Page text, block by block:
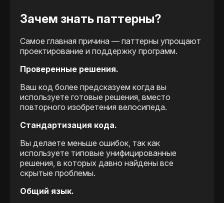
Зачем знать паттерны?
Самое главная причина — паттерны упрощают
проектирование и поддержку программ.
Проверенные решения.
Ваш код более предсказуем когда вы
используете готовые решения, вместо
повторного изобретения велосипеда.
Стандартизация кода.
Вы делаете меньше ошибок, так как
используете типовые унифицированные
решения, в которых давно найдены все
скрытые проблемы.
Общий язык.